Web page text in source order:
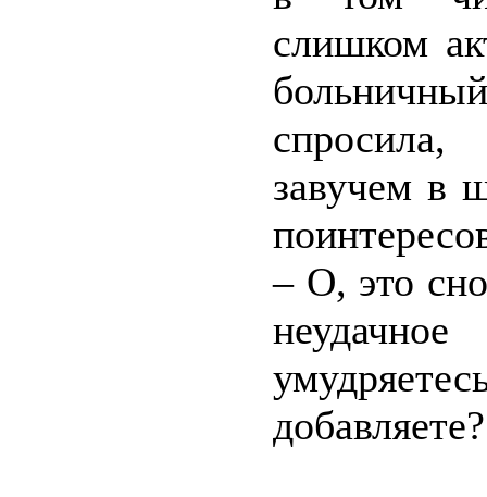
слишком
завучем в
– О, это
добавляете?